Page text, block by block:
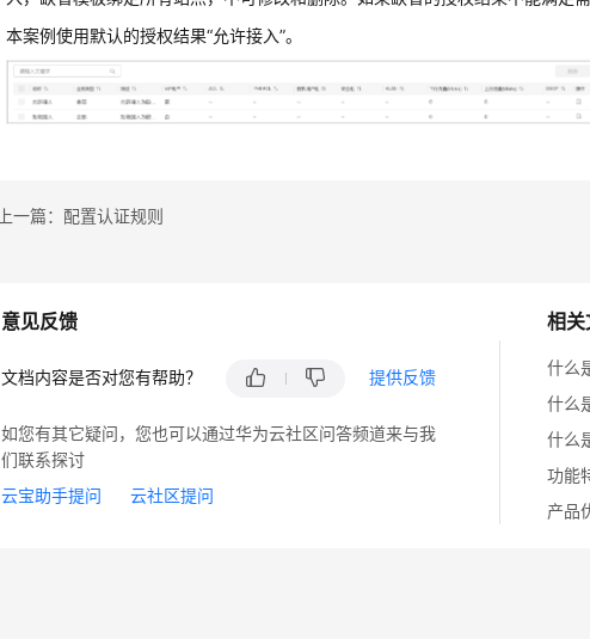
本案例使用默认的授权结果“允许接入”。
上一篇：配置认证规则
相关
什么
什么
什么
功能
产品
意见反馈
文档内容是否对您有帮助？ 提供反馈
如您有其它疑问，您也可以通过华为云社区问答频道来与我
们联系探讨
云宝助手提问
云社区提问